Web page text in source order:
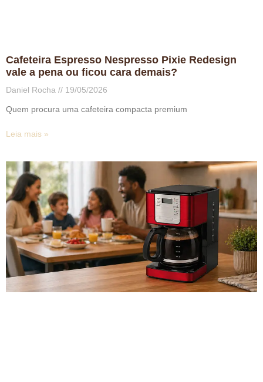
Cafeteira Espresso Nespresso Pixie Redesign
vale a pena ou ficou cara demais?
Daniel Rocha 19/05/2026
Quem procura uma cafeteira compacta premium
Leia mais »